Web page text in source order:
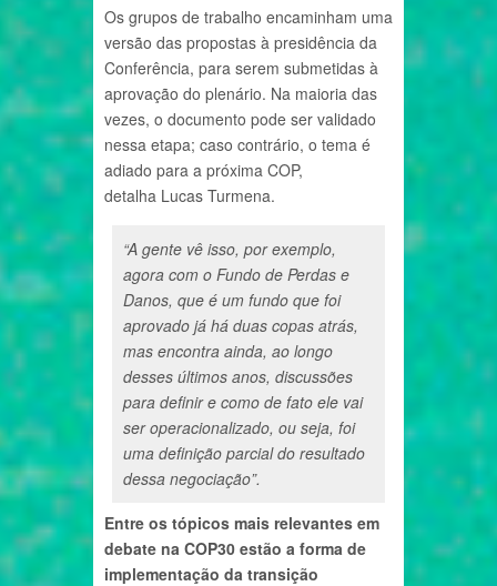
Os grupos de trabalho encaminham uma
versão das propostas à presidência da
Conferência, para serem submetidas à
aprovação do plenário. Na maioria das
vezes, o documento pode ser validado
nessa etapa; caso contrário, o tema é
adiado para a próxima COP,
detalha Lucas Turmena.
“A gente vê isso, por exemplo,
agora com o Fundo de Perdas e
Danos, que é um fundo que foi
aprovado já há duas copas atrás,
mas encontra ainda, ao longo
desses últimos anos, discussões
para definir e como de fato ele vai
ser operacionalizado, ou seja, foi
uma definição parcial do resultado
dessa negociação”.
Entre os tópicos mais relevantes em
debate na COP30 estão a forma de
implementação da transição